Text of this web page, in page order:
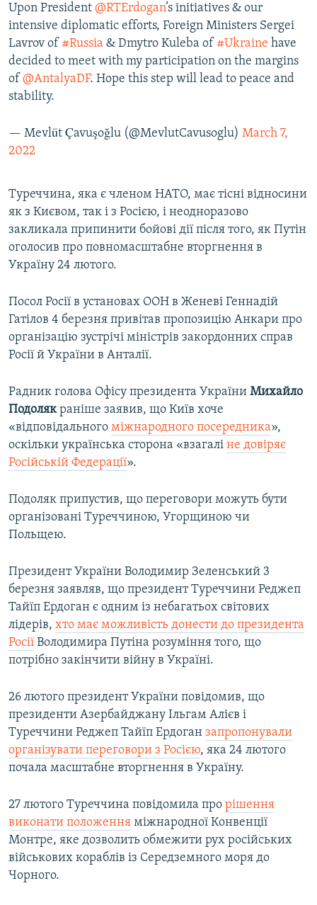
Upon President @RTErdogan’s initiatives & our
intensive diplomatic efforts, Foreign Ministers Sergei
Lavrov of #Russia & Dmytro Kuleba of #Ukraine have
decided to meet with my participation on the margins
of @AntalyaDF. Hope this step will lead to peace and
stability.
— Mevlüt Çavuşoğlu (@MevlutCavusoglu) March 7,
2022
Туреччина, яка є членом НАТО, має тісні відносини
як з Києвом, так і з Росією, і неодноразово
закликала припинити бойові дії після того, як Путін
оголосив про повномасштабне вторгнення в
Україну 24 лютого.
Посол Росії в установах ООН в Женеві Геннадій
Гатілов 4 березня привітав пропозицію Анкари про
організацію зустрічі міністрів закордонних справ
Росії й України в Анталії.
Радник голова Офісу президента України Михайло
Подолякраніше заявив, що Київ хоче
«відповідального міжнародного посередника»,
оскільки українська сторона «взагалі не довіряє
Російській Федерації».
Подоляк припустив, що переговори можуть бути
організовані Туреччиною, Угорщиною чи
Польщею.
Президент України Володимир Зеленський 3
березня заявляв, що президент Туреччини Реджеп
Тайїп Ердоган є одним із небагатьох світових
лідерів, хто має можливість донести до президента
Росії Володимира Путіна розуміння того, що
потрібно закінчити війну в Україні.
26 лютого президент України повідомив, що
президенти Азербайджану Ільгам Алієв і
Туреччини Реджеп Тайїп Ердоган запропонували
організувати переговори з Росією, яка 24 лютого
почала масштабне вторгнення в Україну.
27 лютого Туреччина повідомила про рішення
виконати положення міжнародної Конвенції
Монтре, яке дозволить обмежити рух російських
військових кораблів із Середземного моря до
Чорного.